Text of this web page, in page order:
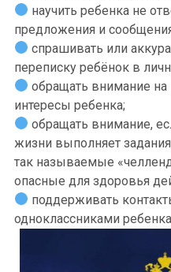
научить ребенка не
предложения и
спрашивать или
переписку ребёнок в
обращать внимание
интересы ребенка;
обращать внимание,
жизни выполняет
так называемые
опасные для здоровья
поддерживать
одноклассниками